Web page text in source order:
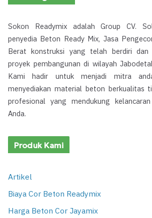
Sokon Readymix adalah Group CV.
penyedia Beton Ready Mix, Jasa
Berat konstruksi yang telah berdiri dan
proyek pembangunan di wilayah
Kami hadir untuk menjadi mitra
menyediakan material beton berkualitas
profesional yang mendukung
Anda.
Produk Kami
Artikel
Biaya Cor Beton Readymix
Harga Beton Cor Jayamix